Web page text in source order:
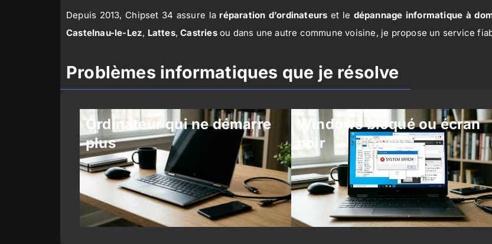
Depuis 2013, Chipset 34 assure la réparation d’ordinateurs et le dépannage informatique à
Castelnau-le-Lez, Lattes,Castriesou dans une autre commune voisine, je propose un service
Problèmes informatiques que je résolve
Ordinateur qui ne démarre
plus
Windows bloqué ou écran
noir